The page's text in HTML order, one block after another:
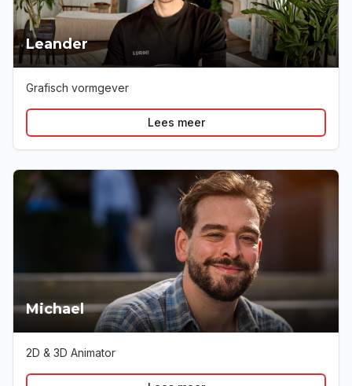
Leander
Grafisch vormgever
Lees meer
Michael
2D & 3D Animator